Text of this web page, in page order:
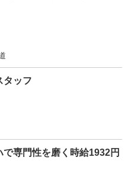
タッフ
専門性を磨く時給1932円